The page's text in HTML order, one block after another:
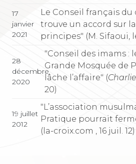
17
janvier
2021
Le Conseil français
trouve un accord sur
principes" (M. Sifaoui,
28
décembre
2020
"Conseil des imams :
Grande Mosquée de
lâche l’affaire" (
20)
19 juillet
2012
"L’association
Pratique pourrait
(la-croix.com , 16 juil. 12)